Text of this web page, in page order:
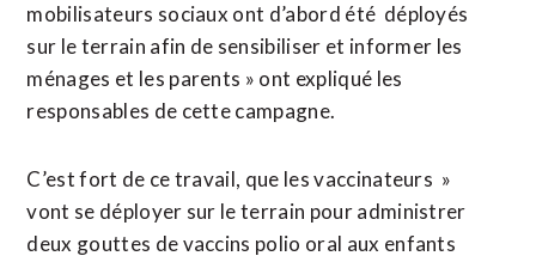
mobilisateurs sociaux ont d’abord été déployés
sur le terrain afin de sensibiliser et informer les
ménages et les parents » ont expliqué les
responsables de cette campagne.
C’est fort de ce travail, que les vaccinateurs »
vont se déployer sur le terrain pour administrer
deux gouttes de vaccins polio oral aux enfants